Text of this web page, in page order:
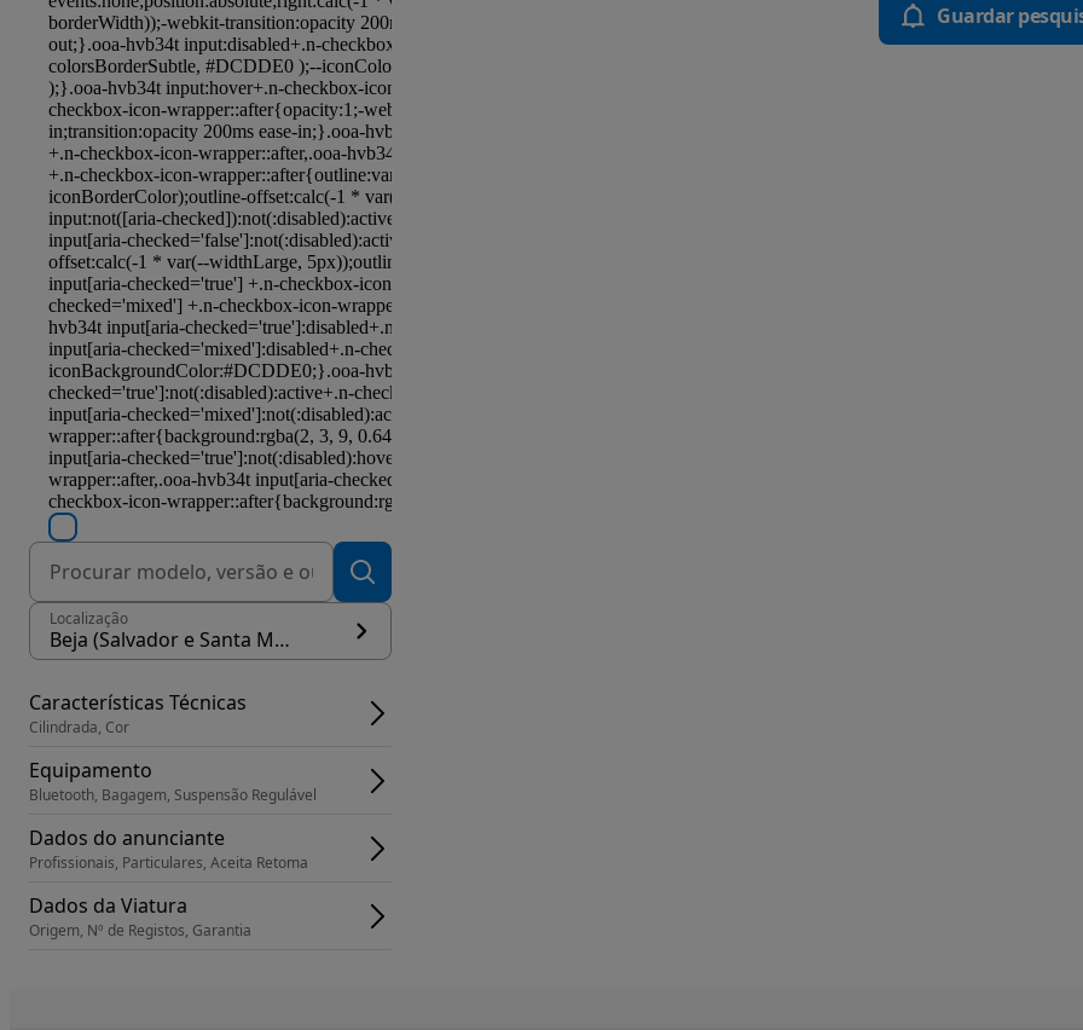
Localização
Beja (Salvador e Santa Maria da Feira)
Características Técnicas
Cilindrada, Cor
Equipamento
Bluetooth, Bagagem, Suspensão Regulável
Dados do anunciante
Profissionais, Particulares, Aceita Retoma
Dados da Viatura
Origem, Nº de Registos, Garantia
Guardar